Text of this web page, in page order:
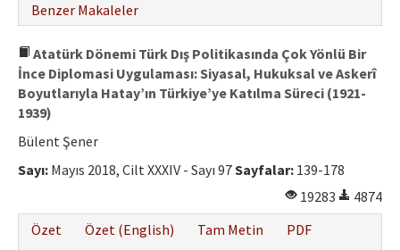
Benzer Makaleler
Atatürk Dönemi Türk Dış Politikasında Çok Yönlü Bir
İnce Diplomasi Uygulaması: Siyasal, Hukuksal ve Askerî
Boyutlarıyla Hatay’ın Türkiye’ye Katılma Süreci (1921-
1939)
Bülent Şener
Sayı: Mayıs 2018, Cilt XXXIV - Sayı 97Sayfalar: 139-178
19283
4874
Özet
Özet (English) Tam Metin
PDF